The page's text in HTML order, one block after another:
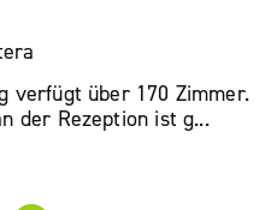
verfügt über 170 Zimmer.
der Rezeption ist g...